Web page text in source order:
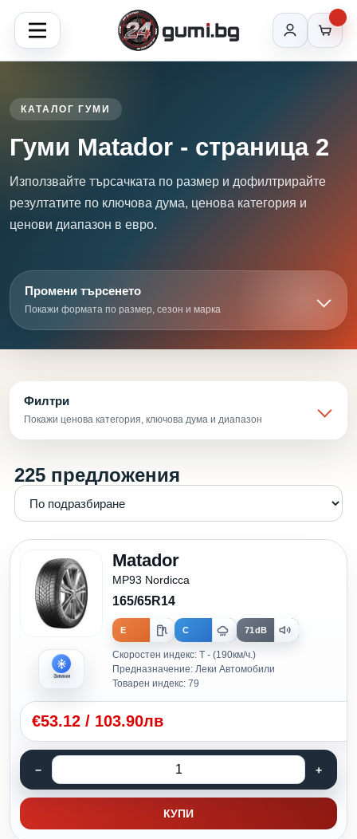
КАТАЛОГ ГУМИ
Гуми Matador - страница 2
Използвайте търсачката по размер и дофилтрирайте
резултатите по ключова дума, ценова категория и
ценови диапазон в евро.
Промени търсенето
Покажи формата по размер, сезон и марка
Филтри
Покажи ценова категория, ключова дума и диапазон
225 предложения
Зимни
Matador
MP93 Nordicca
165/65R14
E C 71dB
Скоростен индекс: T - (190км/ч.)
Предназначение: Леки Автомобили
Товарен индекс: 79
€53.12 / 103.90лв
КУПИ